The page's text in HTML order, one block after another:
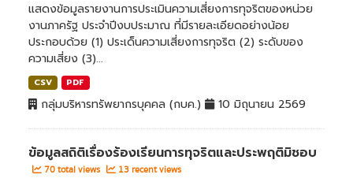
แสดงข้อมูลรายงานการประเมินความเสี่ยงการทุจริตของหน่วย
งานภาครัฐ ประจำปีงบประมาณ ที่มีรายละเอียดอย่างน้อย
ประกอบด้วย (1) ประเด็นความเสี่ยงการทุจริต (2) ระดับของ
ความเสี่ยง (3)...
CSV PDF
กลุ่มบริหารทรัพยากรบุคคล (กบค.) 10 มิถุนายน 2569
ข้อมูลสถิติเรื่องร้องเรียนการทุจริตและประพฤติมิชอบ
70 total views 13 recent views